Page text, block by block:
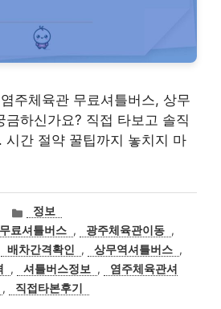
주체육관 무료셔틀버스, 상무
금하신가요? 직접 타보고 솔직
시간 절약 꿀팁까지 놓치지 마
카
테
고
리
정보
료셔틀버스 , 광주체육관이동 ,
배차간격확인 , 상무역셔틀버스 ,
, 셔틀버스정보 ,
염주체육관셔
, 직접타본후기